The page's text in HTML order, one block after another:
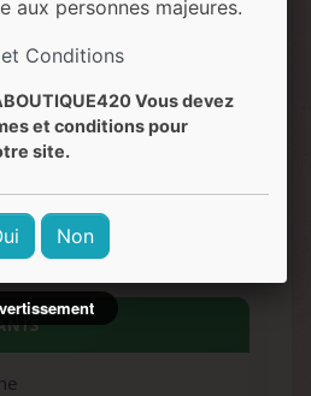
légèrement euphorisant,
aux personnes majeures.
Conditions
Vous devez
et conditions pour
site.
Non